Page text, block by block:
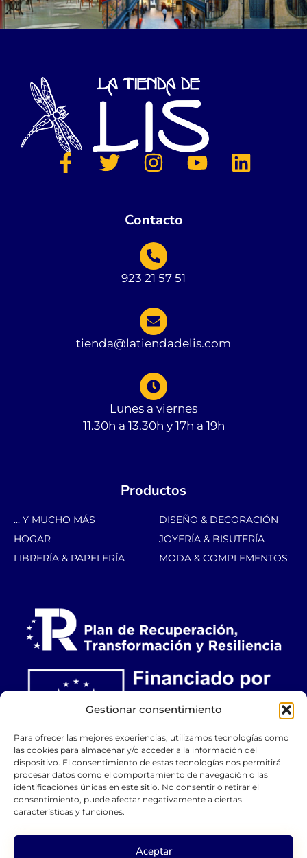
Gestionar consentimiento
Para ofrecer las mejores experiencias, utilizamos tecnologías como
las cookies para almacenar y/o acceder a la información del
dispositivo. El consentimiento de estas tecnologías nos permitirá
procesar datos como el comportamiento de navegación o las
identificaciones únicas en este sitio. No consentir o retirar el
consentimiento, puede afectar negativamente a ciertas
características y funciones.
Aceptar
Contacto
923 21 57 51
tienda@latiendadelis.com
Lunes a viernes
11.30h a 13.30h y 17h a 19h
Productos
... Y MUCHO MÁS
DISEÑO & DECORACIÓN
HOGAR
JOYERÍA & BISUTERÍA
LIBRERÍA & PAPELERÍA
MODA & COMPLEMENTOS